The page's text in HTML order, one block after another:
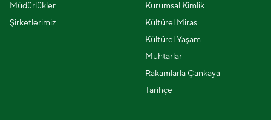
Müdürlükler
Şirketlerimiz
Kurumsal Kimlik
Kültürel Miras
Kültürel Yaşam
Muhtarlar
Rakamlarla Çankaya
Tarihçe